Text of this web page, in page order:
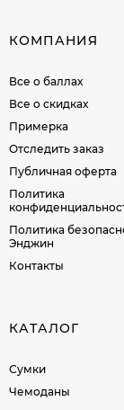
КОМПАНИЯ
Все о баллах
Все о скидках
Примерка
Отследить заказ
Публичная оферта
Политика
Политика
Энджин
Контакты
КАТАЛОГ
Сумки
Чемоданы